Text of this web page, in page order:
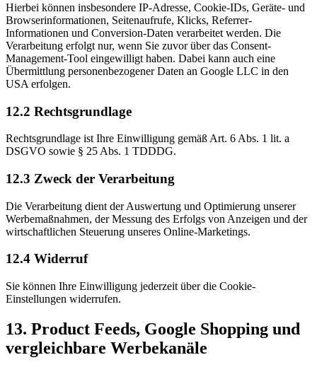
Hierbei können insbesondere IP-Adresse, Cookie-IDs, Geräte- und
Browserinformationen, Seitenaufrufe, Klicks, Referrer-
Informationen und Conversion-Daten verarbeitet werden. Die
Verarbeitung erfolgt nur, wenn Sie zuvor über das Consent-
Management-Tool eingewilligt haben. Dabei kann auch eine
Übermittlung personenbezogener Daten an Google LLC in den
USA erfolgen.
12.2 Rechtsgrundlage
Rechtsgrundlage ist Ihre Einwilligung gemäß Art. 6 Abs. 1 lit. a
DSGVO sowie § 25 Abs. 1 TDDDG.
12.3 Zweck der Verarbeitung
Die Verarbeitung dient der Auswertung und Optimierung unserer
Werbemaßnahmen, der Messung des Erfolgs von Anzeigen und der
wirtschaftlichen Steuerung unseres Online-Marketings.
12.4 Widerruf
Sie können Ihre Einwilligung jederzeit über die Cookie-
Einstellungen widerrufen.
13. Product Feeds, Google Shopping und
vergleichbare Werbekanäle